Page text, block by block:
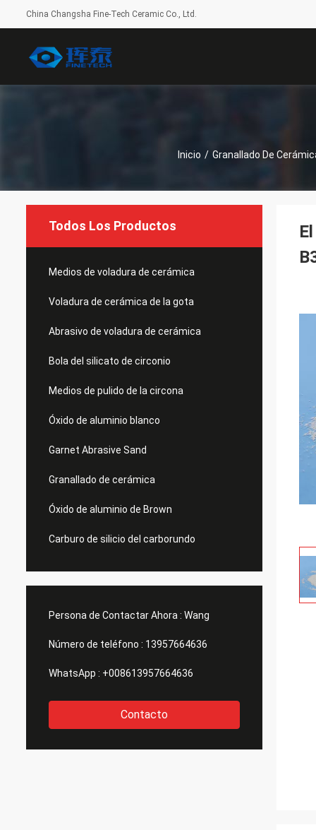
China Changsha Fine-Tech Ceramic Co., Ltd.
Inicio / Granallado De
Todos Los Productos
Medios de voladura de cerámica
Voladura de cerámica de la gota
Abrasivo de voladura de cerámica
Bola del silicato de circonio
Medios de pulido de la circona
Óxido de aluminio blanco
Garnet Abrasive Sand
Granallado de cerámica
Óxido de aluminio de Brown
Carburo de silicio del carborundo
Persona de Contactar Ahora : Wang
Número de teléfono : 13957664636
WhatsApp : +008613957664636
Contacto